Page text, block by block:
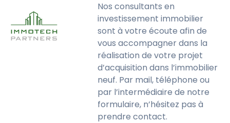
Nos consultants en
investissement immobilier
sont à votre écoute afin de
vous accompagner dans la
réalisation de votre projet
d’acquisition dans l’immobilier
neuf. Par mail, téléphone ou
par l’intermédiaire de notre
formulaire, n’hésitez pas à
prendre contact.